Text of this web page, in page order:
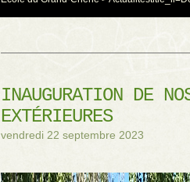
INAUGURATION DE
EXTÉRIEURES
vendredi 22 septembre 2023